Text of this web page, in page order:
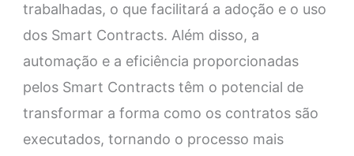
trabalhadas, o que facilitará a adoção e o uso
dos Smart Contracts. Além disso, a
automação e a eficiência proporcionadas
pelos Smart Contracts têm o potencial de
transformar a forma como os contratos são
executados, tornando o processo mais